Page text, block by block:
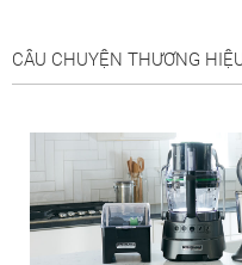
CÂU CHUYỆN THƯƠNG